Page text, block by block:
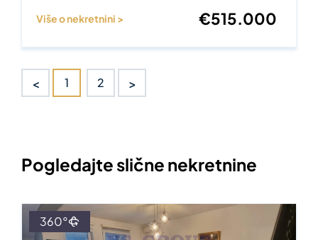
Više o nekretnini > €515.000
< 1 2 >
Pogledajte slične nekretnine
360°